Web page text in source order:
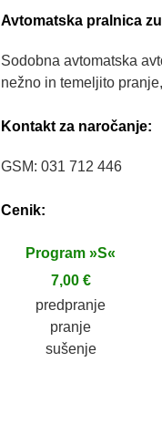
Avtomatska pralnica
Sodobna avtomatska
nežno in temeljito
Kontakt za naročanje:
GSM: 031 712 446
Cenik:
Program »S«
7,00 €
predpranje
pranje
sušenje